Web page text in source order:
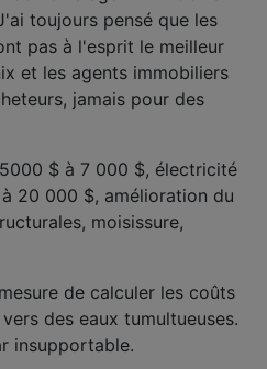
toujours pensé que les
pas à l'esprit le meilleur
et les agents immobiliers
jamais pour des
$ à 7 000 $, électricité
20 000 $, amélioration du
moisissure,
de calculer les coûts
des eaux tumultueuses.
insupportable.